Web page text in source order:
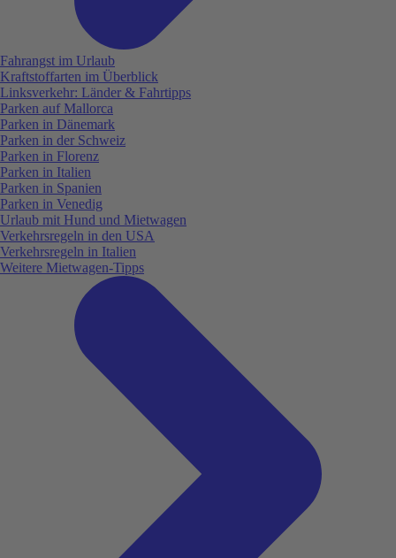
Fahrangst im Urlaub
Kraftstoffarten im Überblick
Linksverkehr: Länder & Fahrtipps
Parken auf Mallorca
Parken in Dänemark
Parken in der Schweiz
Parken in Florenz
Parken in Italien
Parken in Spanien
Parken in Venedig
Urlaub mit Hund und Mietwagen
Verkehrsregeln in den USA
Verkehrsregeln in Italien
Weitere Mietwagen-Tipps